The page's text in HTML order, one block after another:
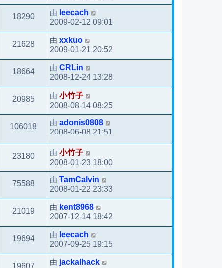
18290 由 leecach
2009-02-12 09:01
21628 由 xxkuo
2009-01-21 20:52
18664 由 CRLin
2008-12-24 13:28
20985 由 小竹子
2008-08-14 08:25
106018 由 adonis0808
2008-06-08 21:51
23180 由 小竹子
2008-01-23 18:00
75588 由 TamCalvin
2008-01-22 23:33
21019 由 kent8968
2007-12-14 18:42
19694 由 leecach
2007-09-25 19:15
19607 由 jackalhack